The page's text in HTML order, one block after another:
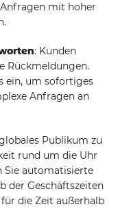
mit hoher
: Kunden
Rückmeldungen.
ein, um sofortiges
Anfragen an
Publikum zu
rund um die Uhr
Sie automatisierte
der Geschäftszeiten
die Zeit außerhalb